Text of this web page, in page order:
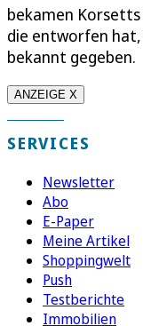
bekamen
die entworfen hat,
bekannt gegeben.
ANZEIGE X
SERVICES
Newsletter
Abo
E-Paper
Meine Artikel
Shoppingwelt
Push
Testberichte
Immobilien